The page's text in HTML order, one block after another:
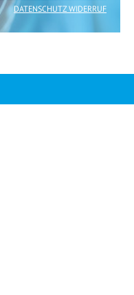
DATENSCHUTZ WIDERRUF